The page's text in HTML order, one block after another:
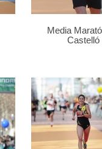
Media
Castelló